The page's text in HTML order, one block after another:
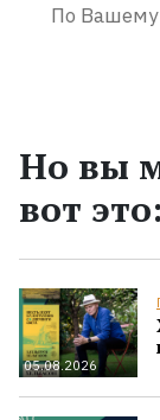
По Вашему
Но вы
вот это:
05.08.2026